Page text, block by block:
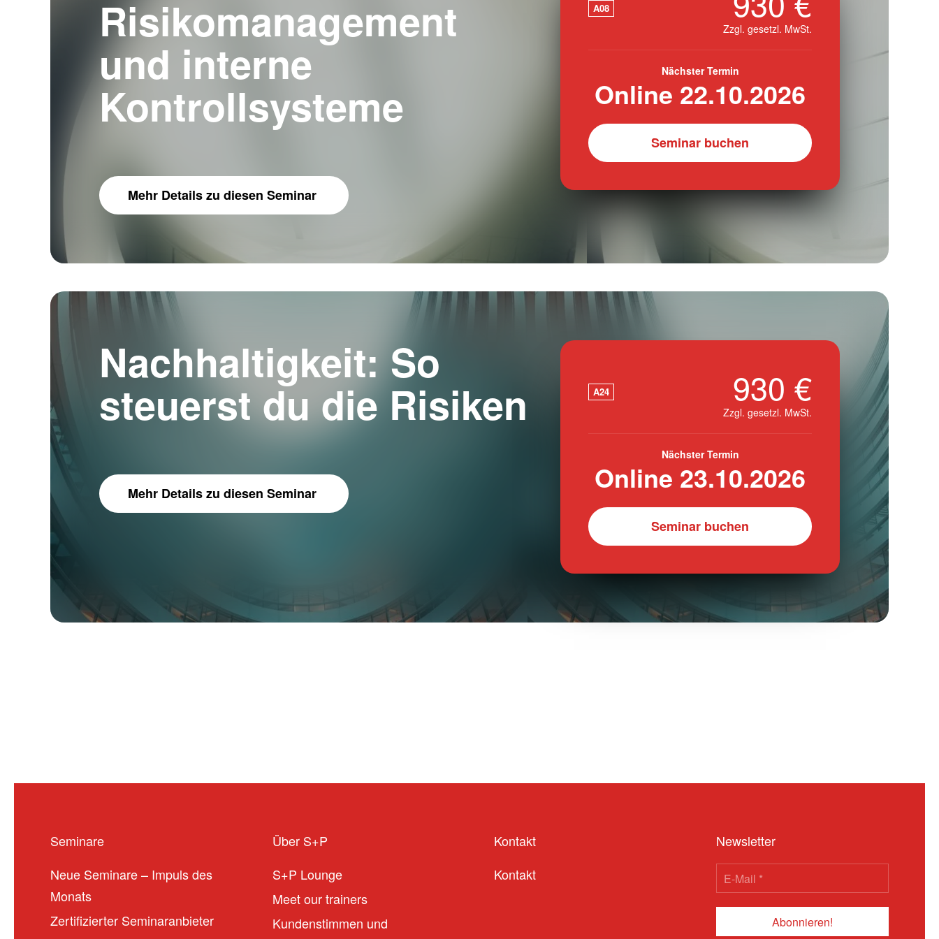
Risikomanagement
und interne
Kontrollsysteme
Mehr Detailszu diesen Seminar
A08
Zzgl. gesetzl. MwSt.
Nächster Termin
Online 22.10.2026
Seminar buchen
Nachhaltigkeit: So
steuerst du die Risiken
Mehr Detailszu diesen Seminar
A24 930 €
Zzgl. gesetzl. MwSt.
Nächster Termin
Online 23.10.2026
Seminar buchen
Seminare
Neue Seminare – Impuls des
Monats
Zertifizierter Seminaranbieter
Über S+P
S+P Lounge
Meet our trainers
Kundenstimmen und
Kontakt
Kontakt
Newsletter